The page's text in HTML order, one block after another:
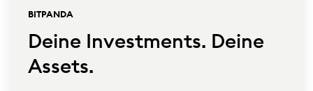
BITPANDA
Deine Investments. Deine
Assets.